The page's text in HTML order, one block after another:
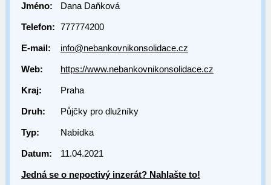
Jméno: Dana Daňková
Telefon: 777774200
E-mail: info@nebankovnikonsolidace.cz
Web: https://www.nebankovnikonsolidace.cz
Kraj: Praha
Druh: Půjčky pro dlužníky
Typ: Nabídka
Datum: 11.04.2021
Jedná se o nepoctivý inzerát? Nahlašte to!